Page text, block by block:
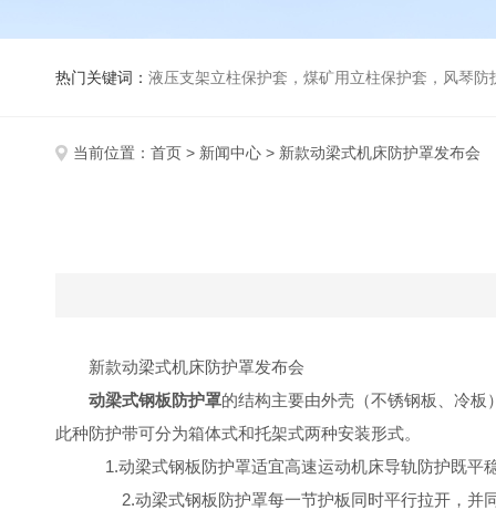
热门关键词： 液压支架立柱保护套，煤矿用立柱保护套，风琴
当前位置： 首页 > 新闻中心 > 新款动梁式机床防护罩发布会
新款动梁式机床防护罩发布会
动梁式钢板防护罩的结构主要由外壳（不锈钢板、冷
此种防护带可分为箱体式和托架式两种安装形式。
1.动梁式钢板防护罩适宜高速运动机床导轨防护既
2.动梁式钢板防护罩每一节护板同时平行拉开，